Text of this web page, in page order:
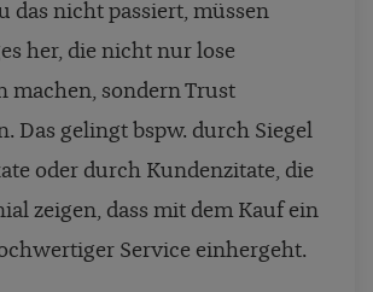
das nicht passiert, müssen
her, die nicht nur lose
machen, sondern Trust
Das gelingt bspw. durch Siegel
oder durch Kundenzitate, die
zeigen, dass mit dem Kauf ein
Service einhergeht.